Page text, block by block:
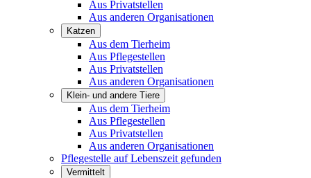
Aus Privatstellen
Aus anderen Organisationen
Katzen
Aus dem Tierheim
Aus Pflegestellen
Aus Privatstellen
Aus anderen Organisationen
Klein- und andere Tiere
Aus dem Tierheim
Aus Pflegestellen
Aus Privatstellen
Aus anderen Organisationen
Pflegestelle auf Lebenszeit gefunden
Vermittelt